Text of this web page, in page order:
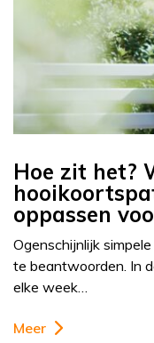
Hoe zit het?
oppassen
Ogenschijnlijk
te beantwoorden. In
elke week…
Meer